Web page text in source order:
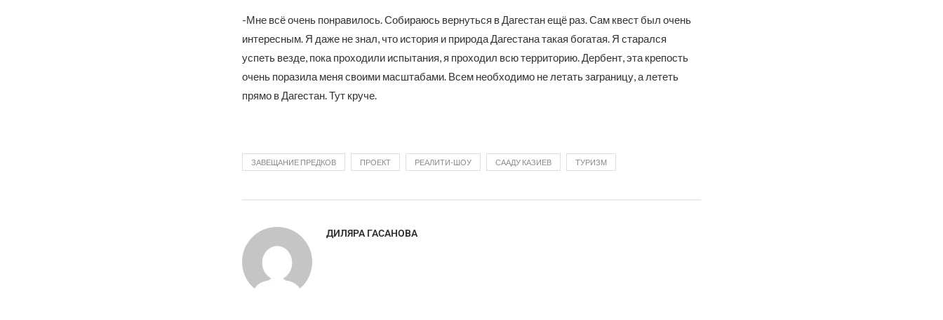
-Мне всё очень понравилось. Собираюсь вернуться в Дагестан ещё раз. Сам квест был очень
интересным. Я даже не знал, что история и природа Дагестана такая богатая. Я старался
успеть везде, пока проходили испытания, я проходил всю территорию. Дербент, эта крепость
очень поразила меня своими масштабами. Всем необходимо не летать заграницу, а лететь
прямо в Дагестан. Тут круче.
ЗАВЕЩАНИЕ ПРЕДКОВ ПРОЕКТ РЕАЛИТИ-ШОУ СААДУ КАЗИЕВ ТУРИЗМ
ДИЛЯРА ГАСАНОВА